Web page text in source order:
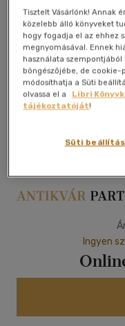
Ingyen
Tisztelt Vásárlónk! Annak
közelebb álló könyveket
hogy fogadja el az ehhez
megnyomásával. Ennek
használata
böngészőjébe, de
módosíthatja a Süti
olvassa el a
Libri
tájékoztatóját!
Süti